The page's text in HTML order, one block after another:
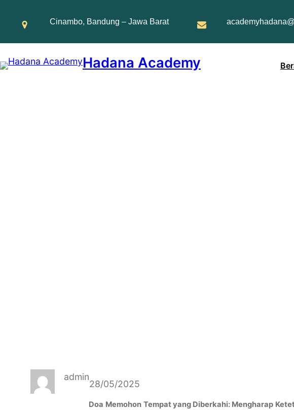
Cinambo, Bandung – Jawa Barat
Hadana Academy
admin
28/05/2025
Doa Memohon Tempatyang Diberkahi: Mengharap